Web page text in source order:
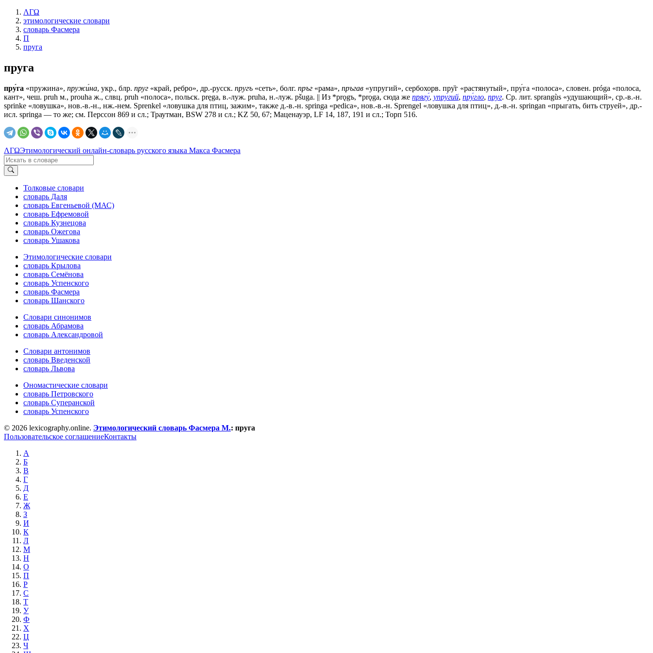
ΛΓΩ
этимологические словари
словарь Фасмера
П
пруга
пруга
пру́га «пружина», пружи́на, укр., блр. пруг «край, ребро», др.-русск. пругъ «сеть», болг. пръг «рама», пръгав «упругий», сербохорв. пру̏г «растянутый», пру́га «полоса», словен. próga «полоса,
кант», чеш. pruh м., prouha ж., слвц. pruh «полоса», польск. pręga, в.-луж. pruha, н.-луж. рšugа. || Из *prǫgъ, *prǫga, сюда же прягу́, упру́гий, пру́гло, пруг. Ср. лит. sprangùs «удушающий», ср.-в.-н.
sprinke «ловушка», нов.-в.-н., нж.-нем. Sprenkel «ловушка для птиц, зажим», также д.-в.-н. springa «реdiса», нов.-в.-н. Sprengel «ловушка для птиц», д.-в.-н. springan «прыгать, бить струей», др.-
исл. springa — то же; см. Перссон 869 и сл.; Траутман, ВSW 278 и сл.; KZ 50, 67; Маценауэр, LF 14, 187, 191 и сл.; Торп 516.
ΛΓΩЭтимологический онлайн-словарь русского языка Макса Фасмера
Толковые словари
словарь Даля
словарь Евгеньевой (МАС)
словарь Ефремовой
словарь Кузнецова
словарь Ожегова
словарь Ушакова
Этимологические словари
словарь Крылова
словарь Семёнова
словарь Успенского
словарь Фасмера
словарь Шанского
Словари синонимов
словарь Абрамова
словарь Александровой
Словари антонимов
словарь Введенской
словарь Львова
Ономастические словари
словарь Петровского
словарь Суперанской
словарь Успенского
© 2026 lexicography.online. Этимологический словарь Фасмера М.: пруга
Пользовательское соглашениеКонтакты
А
Б
В
Г
Д
Е
Ж
З
И
К
Л
М
Н
О
П
Р
С
Т
У
Ф
Х
Ц
Ч